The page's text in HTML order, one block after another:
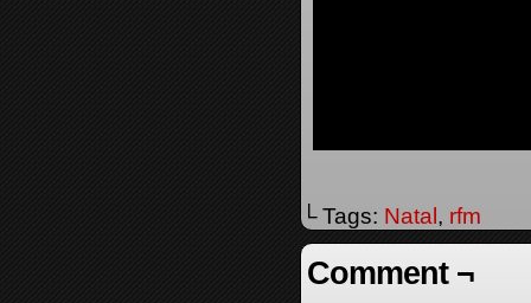
└ Tags: Natal , rfm
Comment ¬